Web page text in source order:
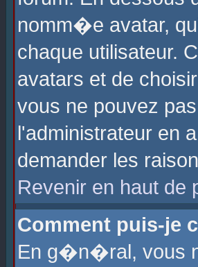
nomm�e avatar,
chaque utilisateur.
avatars et de
vous ne pouvez
l'administrateur en
demander les
Revenir en haut de
Comment puis-je
En g�n�ral, vous